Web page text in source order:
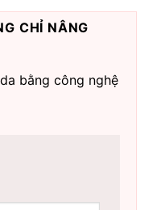
CHỈ NÂNG
bằng công nghệ